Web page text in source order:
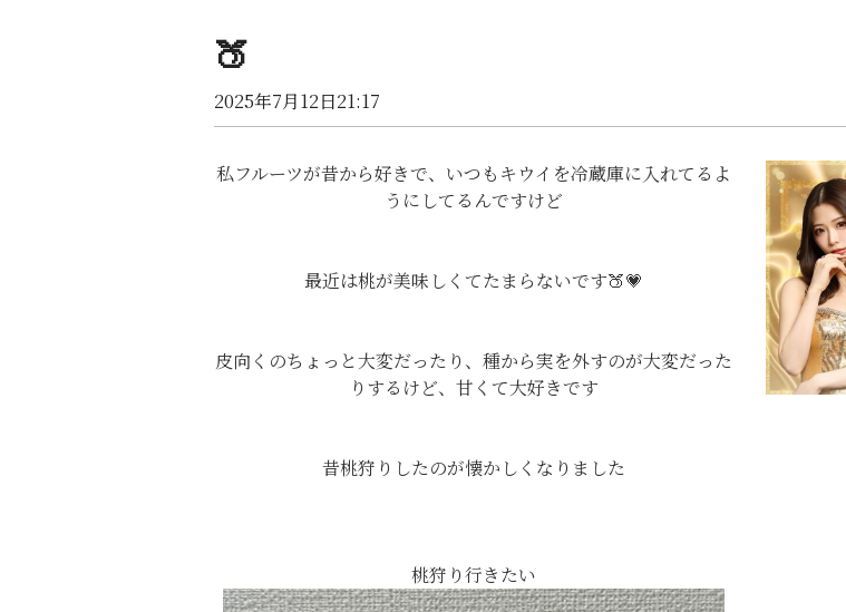
🍑
2025年7月12日21:17
私フルーツが昔から好きで、いつもキウイを冷蔵庫に入れてるよ
うにしてるんですけど
最近は桃が美味しくてたまらないです🍑💗
皮向くのちょっと大変だったり、種から実を外すのが大変だった
りするけど、甘くて大好きです
昔桃狩りしたのが懐かしくなりました
桃狩り行きたい